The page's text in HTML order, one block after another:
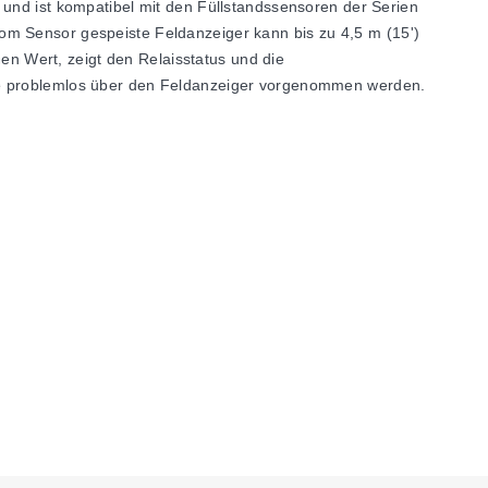
ist kompatibel mit den Füllstandssensoren der Serien
Sensor gespeiste Feldanzeiger kann bis zu 4,5 m (15')
Wert, zeigt den Relaisstatus und die
über den Feldanzeiger vorgenommen werden.